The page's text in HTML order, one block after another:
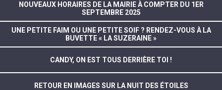
NOUVEAUX HORAIRES DE LA MAIRIE À COMPTER DU 1ER
SEPTEMBRE 2025
UNE PETITE FAIM OU UNE PETITE SOIF ? RENDEZ-VOUS À LA
BUVETTE « LA SUZERAINE »
CANDY, ON EST TOUS DERRIÈRE TOI !
RETOUR EN IMAGES SUR LA NUIT DES ÉTOILES